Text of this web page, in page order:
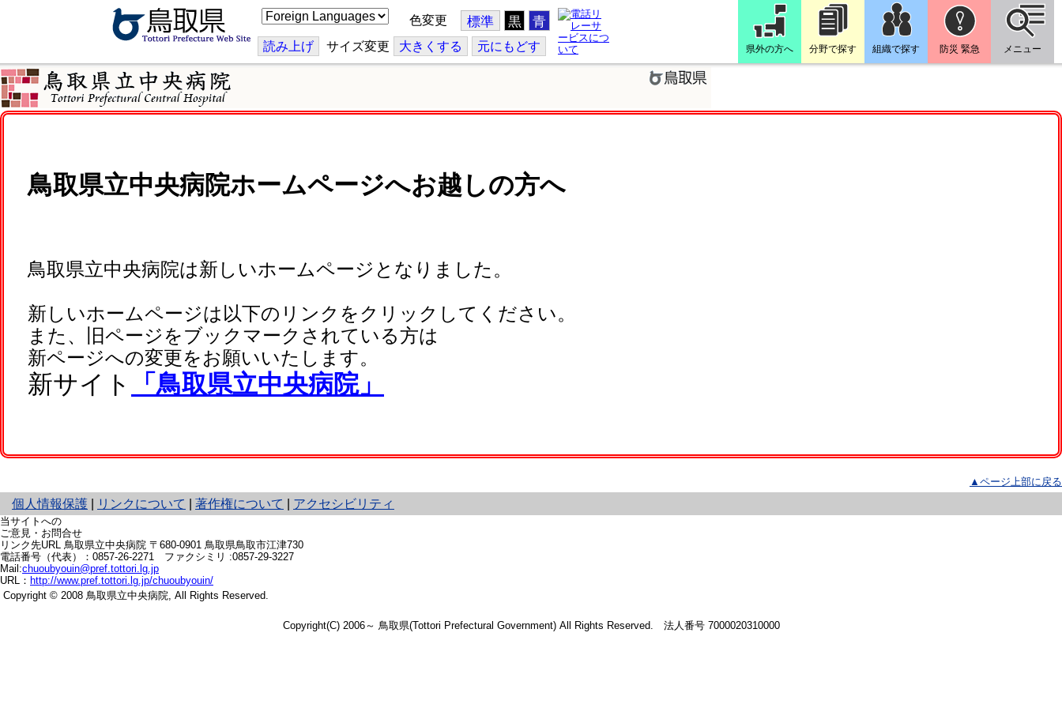
こ
の
ジ
を
る
色変更 標準 黒 青
読み上げ サイズ変更 大きくする 元にもどす 県外の方へ 分野で探す 組織で探す 防災 緊急 メニュー
鳥取県立中央病院ホームページへお越しの方へ
鳥取県立中央病院は新しいホームページとなりました。
新しいホームページは以下のリンクをクリックしてください。
また、旧ページをブックマークされている方は
新ページへの変更をお願いいたします。
新サイト 「鳥取県立中央病院」
▲ページ上部に戻る
個人情報保護
と
り
ッ
ト
へ
の
リンクについて 著作権について アクセシビリティ
当サイトへの
ご意見・お問合せ
リンク先URL 鳥取県立中央病院 〒680-0901 鳥取県鳥取市江津730
電話番号（代表）： 0857-26-2271 ファクシミリ :0857-29-3227
Mail:chuoubyouin@pref.tottori.lg.jp
URL： http://www.pref.tottori.lg.jp/chuoubyouin/
Copyright © 2008 鳥取県立中央病院, All Rights Reserved.
Copyright(C) 2006～ 鳥取県(Tottori Prefectural Government) All Rights Reserved. 法人番号 7000020310000